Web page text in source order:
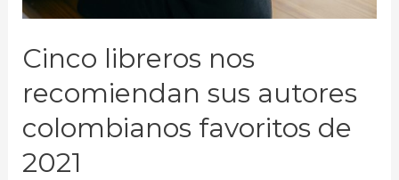
Cinco libreros nos
recomiendan sus autores
colombianos favoritos de
2021